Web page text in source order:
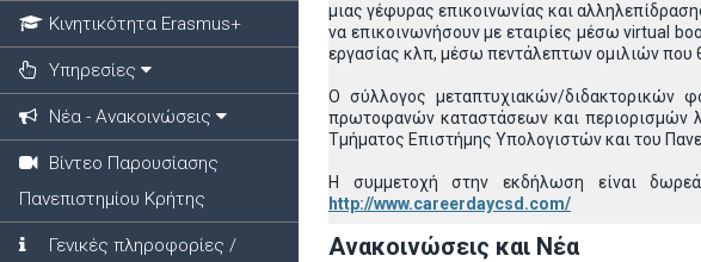
Κινητικότητα Erasmus+
Υπηρεσίες
Νέα - Ανακοινώσεις
Βίντεο Παρουσίασης
Πανεπιστημίου Κρήτης
Γενικές πληροφορίες /
μιας γέφυρας επικοινωνίας και
να επικοινωνήσουν με εταιρίες μέσω virtual
εργασίας κλπ, μέσω πεντάλεπτων ομιλιών που
Ο σύλλογος μεταπτυχιακών/διδακτορικών
πρωτοφανών καταστάσεων και περιορισμών
Tμήματος Επιστήμης Υπολογιστών και του
Η συμμετοχή στην εκδήλωση είναι
http://www.careerdaycsd.com/
Ανακοινώσεις και Νέα